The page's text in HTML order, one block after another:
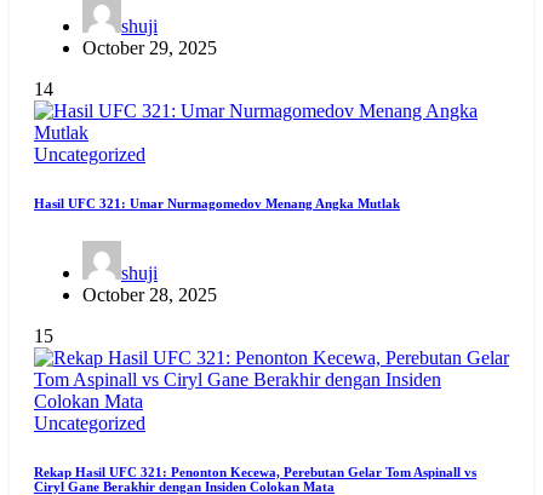
shuji
October 29, 2025
14
Uncategorized
Hasil UFC 321: Umar Nurmagomedov Menang Angka Mutlak
shuji
October 28, 2025
15
Uncategorized
Rekap Hasil UFC 321: Penonton Kecewa, Perebutan Gelar Tom Aspinall vs
Ciryl Gane Berakhir dengan Insiden Colokan Mata